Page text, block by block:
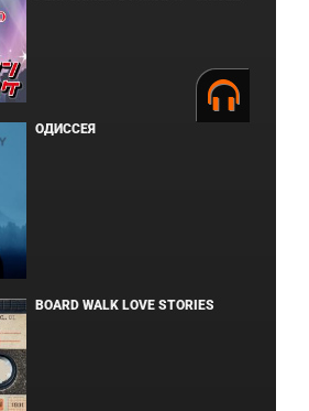
ОДИССЕЯ
BOARD WALK LOVE STORIES